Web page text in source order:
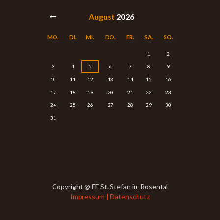
August 2026
MO. DI. MI. DO. FR. SA. SO.
1 2
3 4 5 6 7 8 9
10 11 12 13 14 15 16
17 18 19 20 21 22 23
24 25 26 27 28 29 30
31
Copyright @ FF St. Stefan im Rosental
Impressum | Datenschutz